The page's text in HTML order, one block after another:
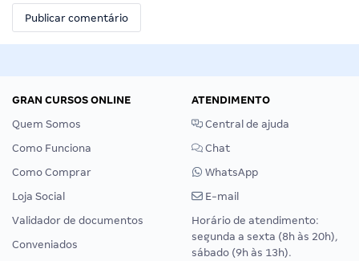
GRAN CURSOS ONLINE
Quem Somos
Como Funciona
Como Comprar
Loja Social
Validador de documentos
Conveniados
ATENDIMENTO
Central de ajuda
Chat
WhatsApp
E-mail
Horário de atendimento:
segunda a sexta (8h às 20h),
sábado (9h às 13h).